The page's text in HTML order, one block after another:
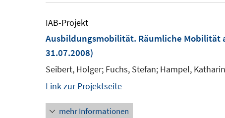
IAB-Projekt
Ausbildungsmobilität. Räumliche Mobilität
31.07.2008)
Seibert, Holger; Fuchs, Stefan; Hampel,
Link zur Projektseite
mehr Informationen